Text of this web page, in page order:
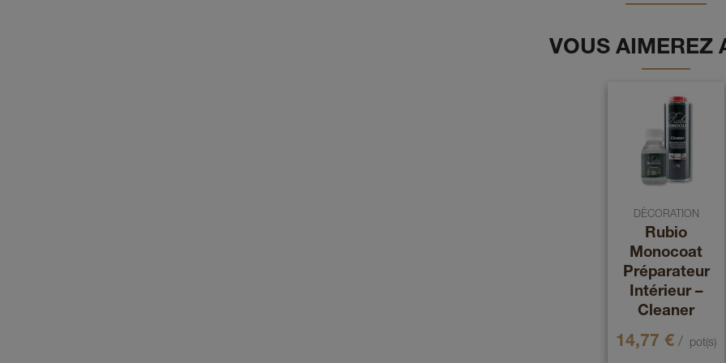
VOUS AIMEREZ
DÉCORATION
Rubio
Monocoat
Préparateur
Intérieur –
Cleaner
14,77 € / pot(s)